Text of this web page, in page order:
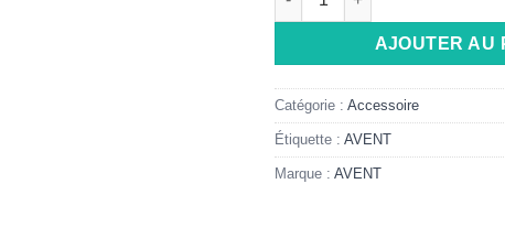
AJOUTER AU
Catégorie : Accessoire
Étiquette : AVENT
Marque : AVENT